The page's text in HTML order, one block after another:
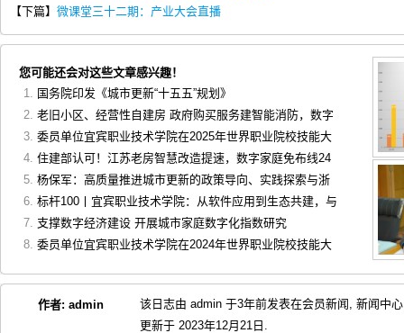
【下篇】 微课堂三十二期：产业大会直播
您可能还会对这些文章感兴趣！
国务院印发《城市更新“十五五”规划》
老旧小区、经营性自建房 政府购买服务建智能消防，数字
委员单位宜宾职业技术学院在2025年世界职业院校技能大
住建部认可！江苏老房智慧改造提速，数字家庭免布线24
杨保军：高质量推进城市更新的政策导向、实践探索与浙
标杆100丨宜宾职业技术学院：从软件应用到生态共建，与
支撑数字经济建设 开展城市家庭数字化指数研究
委员单位宜宾职业技术学院在2024年世界职业院校技能大
作者: admin 该日志由 admin 于3年前发表在会员新闻 , 新闻中心
更新于 2023年12月21日.